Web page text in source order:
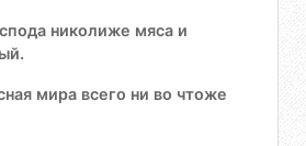
николиже мяса и
мира всего ни во чтоже